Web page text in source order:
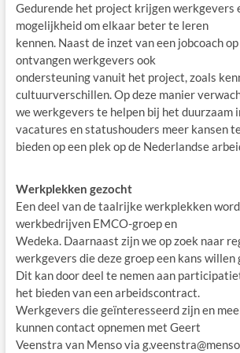
Gedurende het project krijgen werkgevers
mogelijkheid om elkaar beter te leren
kennen. Naast de inzet van een jobcoach
ontvangen werkgevers ook
ondersteuning vanuit het project, zoals
cultuurverschillen. Op deze manier
we werkgevers te helpen bij het duurzaam
vacatures en statushouders meer kansen
bieden op een plek op de Nederlandse
Werkplekken gezocht
Een deel van de taalrijke werkplekken
werkbedrijven EMCO-groep en
Wedeka. Daarnaast zijn we op zoek naar
werkgevers die deze groep een kans willen
Dit kan door deel te nemen aan
het bieden van een arbeidscontract.
Werkgevers die geïnteresseerd zijn en
kunnen contact opnemen met Geert
Veenstra van Menso via